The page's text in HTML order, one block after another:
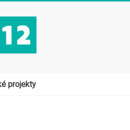
projekty